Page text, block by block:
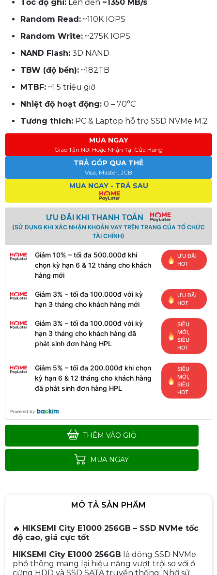
Tốc độ ghi: Lên đến ~1350 MB/s
Random Read: ~110K IOPS
Random Write: ~275K IOPS
NAND Flash: 3D NAND
TBW (độ bền): ~182TB
MTBF: ~1.5 triệu giờ
Nhiệt độ hoạt động: 0 – 70°C
Tương thích: PC & Laptop hỗ trợ SSD NVMe M.2
MUA NGAY
Giao Tận Nơi Hoặc Nhận Tại Cửa Hàng
TRẢ GÓP QUA THẺ
Visa, Master, JCB
MUA NGAY - TRẢ SAU
ƯU ĐÃI KHI THANH TOÁN
(SỬ DỤNG KHI XÁC NHẬN KHOẢN VAY TRÊN TRANG CỦA TỔ CHỨC
TÀI CHÍNH)
Giảm 10% – tối đa 500.000đ khi
chọn kỳ hạn 6 & 12 tháng cho khách
hàng mới
ƯU ĐÃI
HOT
Giảm 3% – tối đa 100.000đ với kỳ
hạn 3 tháng cho khách hàng mới
ƯU ĐÃI
HOT
Giảm 3% – tối đa 100.000đ với kỳ
hạn 3 tháng cho khách hàng đã
phát sinh đơn hàng HPL
SIÊU
MỚI,
SIÊU
HOT
Giảm 5% – tối đa 200.000đ khi chọn
kỳ hạn 6 & 12 tháng cho khách hàng
đã phát sinh đơn hàng HPL
SIÊU
MỚI,
SIÊU
HOT
Powered by
THÊM VÀO GIỎ
MUA NGAY
MÔ TẢ SẢN PHẨM
🔥 HIKSEMI City E1000 256GB – SSD NVMe tốc
độ cao, giá cực tốt
HIKSEMI City E1000 256GB là dòng SSD NVMe
phổ thông mang lại hiệu năng vượt trội so với ổ
cứng HDD và SSD SATA truyền thống. Nhờ sử